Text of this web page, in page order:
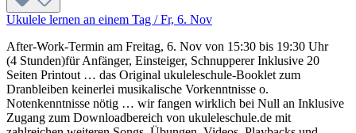
Ukulele lernen an einem Tag / Fr, 6. Nov
After-Work-Termin am Freitag, 6. Nov von 15:30 bis 19:30 Uhr
(4 Stunden)für Anfänger, Einsteiger, Schnupperer Inklusive 20
Seiten Printout … das Original ukuleleschule-Booklet zum
Dranbleiben keinerlei musikalische Vorkenntnisse o.
Notenkenntnisse nötig … wir fangen wirklich bei Null an Inklusive
Zugang zum Downloadbereich von ukuleleschule.de mit